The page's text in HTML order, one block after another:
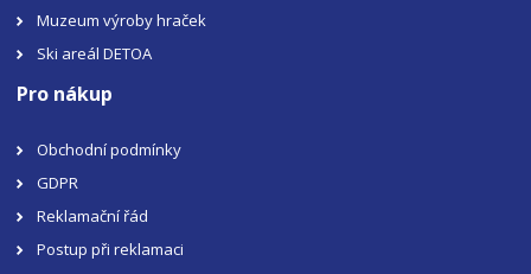
Muzeum výroby hraček
Ski areál DETOA
Pro nákup
Obchodní podmínky
GDPR
Reklamační řád
Postup při reklamaci